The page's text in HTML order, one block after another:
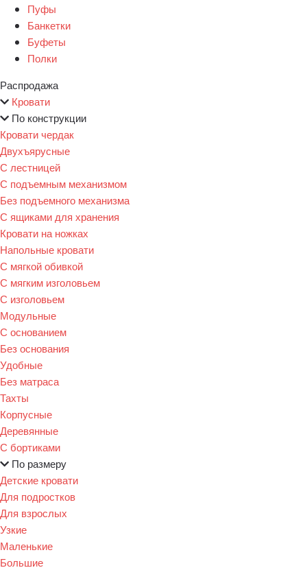
Пуфы
Банкетки
Буфеты
Полки
Распродажа
Кровати
По конструкции
Кровати чердак
Двухъярусные
С лестницей
С подъемным механизмом
Без подъемного механизма
С ящиками для хранения
Кровати на ножках
Напольные кровати
С мягкой обивкой
С мягким изголовьем
С изголовьем
Модульные
С основанием
Без основания
Удобные
Без матраса
Тахты
Корпусные
Деревянные
С бортиками
По размеру
Детские кровати
Для подростков
Для взрослых
Узкие
Маленькие
Большие